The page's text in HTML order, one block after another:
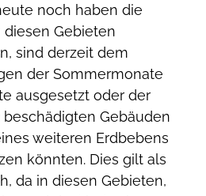
noch haben die
Gebieten
sind derzeit dem
der Sommermonate
ausgesetzt oder der
Gebäuden
weiteren Erdbebens
könnten. Dies gilt als
da in diesen Gebieten,